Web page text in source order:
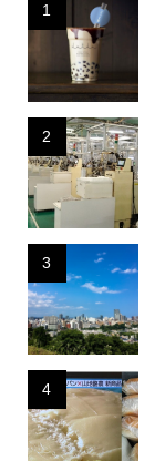
1
2
3
4